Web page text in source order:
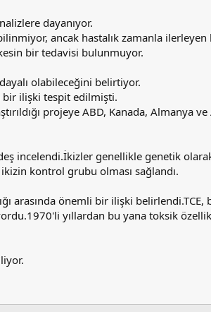
dayanıyor.
ancak hastalık zamanla ilerleyen
bir tedavisi bulunmuyor.
olabileceğini belirtiyor.
bir ilişki tespit edilmişti.
projeye ABD, Kanada, Almanya
incelendi.İkizler genellikle genetik
kontrol grubu olması sağlandı.
önemli bir ilişki belirlendi.TCE,
yıllardan bu yana toksik